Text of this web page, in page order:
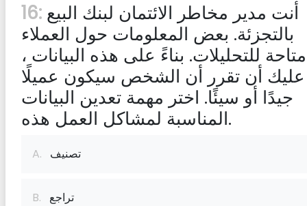
16:
بالتجزئة. بعض المعلومات حول العملاء
متاحة للتحليلات. بناءً على هذه البيانات ،
عليك أن تقرر أن الشخص سيكون عميلًا
جيدًا أو سيئًا. اختر مهمة تعدين البيانات
المناسبة لمشاكل العمل هذه.
A. تصنيف
B. تراجع